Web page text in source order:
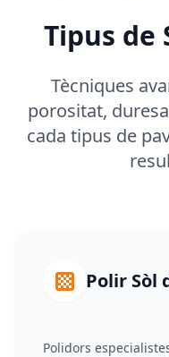
Tipus de
Tècniques
porositat,
cada tipus de
Polir Sòl
Polidors